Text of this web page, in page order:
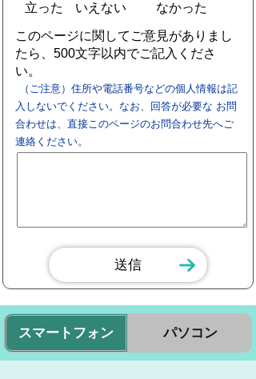
立った
いえない
なかった
このページに関してご意見がありまし
たら、500文字以内でご記入くださ
い。
（ご注意）住所や電話番号などの個人情報は記
入しないでください。なお、回答が必要な お問
合わせは、直接このページのお問合わせ先へご
連絡ください。
スマートフォン パソコン